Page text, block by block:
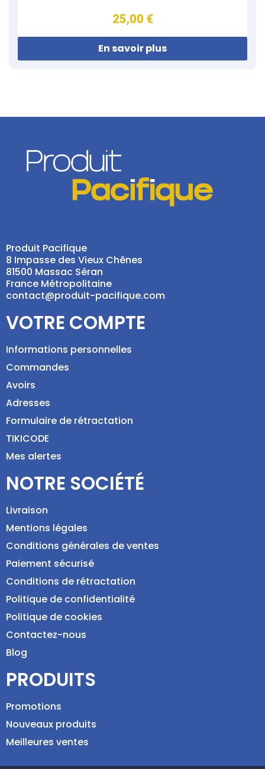
25,00 €
En savoir plus
Produit Pacifique
8 Impasse des Vieux Chênes
81500 Massac Séran
France Métropolitaine
contact@produit-pacifique.com
VOTRE COMPTE
Informations personnelles
Commandes
Avoirs
Adresses
Formulaire de rétractation
TIKICODE
Mes alertes
NOTRE SOCIÉTÉ
Livraison
Mentions légales
Conditions générales de ventes
Paiement sécurisé
Conditions de rétractation
Politique de confidentialité
Politique de cookies
Contactez-nous
Blog
PRODUITS
Promotions
Nouveaux produits
Meilleures ventes